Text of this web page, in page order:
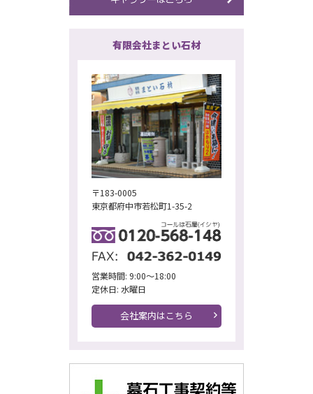
有限会社まとい石材
〒183-0005
東京都府中市若松町1-35-2
営業時間: 9:00～18:00
定休日: 水曜日
会社案内はこちら